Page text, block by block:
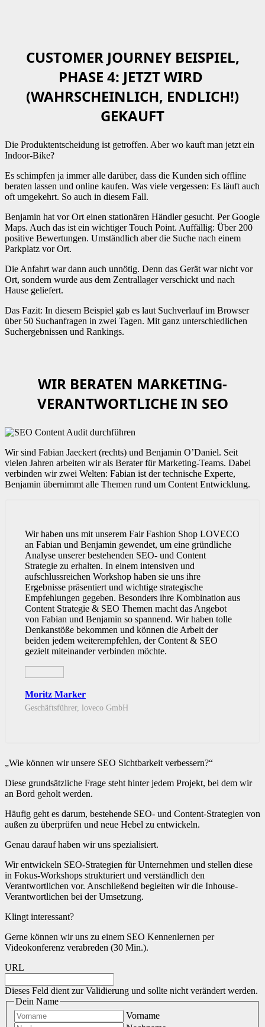
CUSTOMER JOURNEY BEISPIEL,
PHASE 4: JETZT WIRD
(WAHRSCHEINLICH, ENDLICH!)
GEKAUFT
Die Produktentscheidung ist getroffen. Aber wo kauft man jetzt ein
Indoor-Bike?
Es schimpfen ja immer alle darüber, dass die Kunden sich offline
beraten lassen und online kaufen. Was viele vergessen: Es läuft auch
oft umgekehrt. So auch in diesem Fall.
Benjamin hat vor Ort einen stationären Händler gesucht. Per Google
Maps. Auch das ist ein wichtiger Touch Point. Auffällig: Über 200
positive Bewertungen. Umständlich aber die Suche nach einem
Parkplatz vor Ort.
Die Anfahrt war dann auch unnötig. Denn das Gerät war nicht vor
Ort, sondern wurde aus dem Zentrallager verschickt und nach
Hause geliefert.
Das Fazit: In diesem Beispiel gab es laut Suchverlauf im Browser
über 50 Suchanfragen in zwei Tagen. Mit ganz unterschiedlichen
Suchergebnissen und Rankings.
WIR BERATEN MARKETING-
VERANTWORTLICHE IN SEO
Wir sind Fabian Jaeckert (rechts) und Benjamin O’Daniel. Seit
vielen Jahren arbeiten wir als Berater für Marketing-Teams. Dabei
verbinden wir zwei Welten: Fabian ist der technische Experte,
Benjamin übernimmt alle Themen rund um Content Entwicklung.
Wir haben uns mit unserem Fair Fashion Shop LOVECO
an Fabian und Benjamin gewendet, um eine gründliche
Analyse unserer bestehenden SEO- und Content
Strategie zu erhalten. In einem intensiven und
aufschlussreichen Workshop haben sie uns ihre
Ergebnisse präsentiert und wichtige strategische
Empfehlungen gegeben. Besonders ihre Kombination aus
Content Strategie & SEO Themen macht das Angebot
von Fabian und Benjamin so spannend. Wir haben tolle
Denkanstöße bekommen und können die Arbeit der
beiden jedem weiterempfehlen, der Content & SEO
gezielt miteinander verbinden möchte.
Moritz Marker
Geschäftsführer, loveco GmbH
„Wie können wir unsere SEO Sichtbarkeit verbessern?“
Diese grundsätzliche Frage steht hinter jedem Projekt, bei dem wir
an Bord geholt werden.
Häufig geht es darum, bestehende SEO- und Content-Strategien von
außen zu überprüfen und neue Hebel zu entwickeln.
Genau darauf haben wir uns spezialisiert.
Wir entwickeln SEO-Strategien für Unternehmen und stellen diese
in Fokus-Workshops strukturiert und verständlich den
Verantwortlichen vor. Anschließend begleiten wir die Inhouse-
Verantwortlichen bei der Umsetzung.
Klingt interessant?
Gerne können wir uns zu einem SEO Kennenlernen per
Videokonferenz verabreden (30 Min.).
URL
Dieses Feld dient zur Validierung und sollte nicht verändert werden.
Dein Name
Vorname